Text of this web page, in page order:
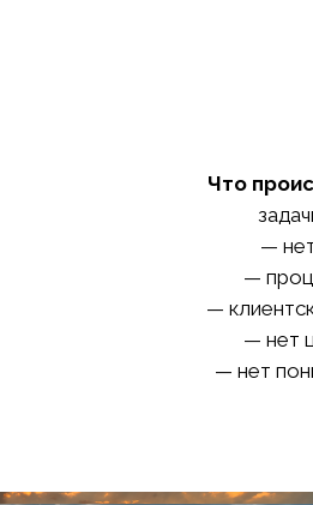
Что
—
—
—
— нет
— нет